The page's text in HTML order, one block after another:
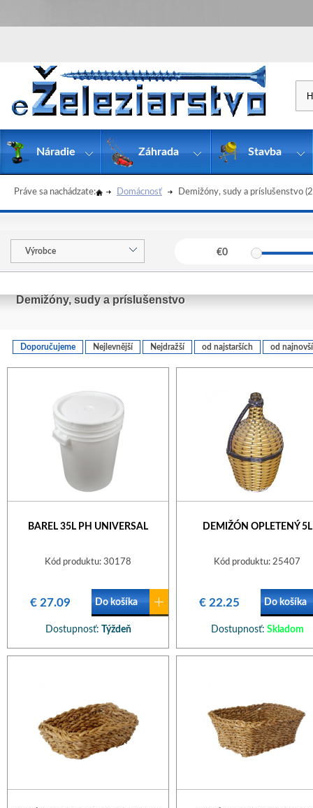
Práve sa nachádzate: Domácnosť Demižóny, sudy a príslušenstvo
Výrobce €0
Demižóny, sudy a príslušenstvo
Doporučujeme Nejlevnější Nejdražší od najstarších od
BAREL 35L PH UNIVERSAL
Kód produktu: 30178
€ 27.09 Do košíka
Dostupnosť: Týždeň
DEMIŽÓN OPLETENÝ 5L
Kód produktu: 25407
€ 22.25 Do košíka
Dostupnosť: Skladom
Náradie Záhrada Stavba